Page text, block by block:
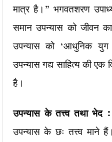
मात्र है।” भगवतशरण
समान उपन्यास को जीवन
उपन्यास को ‘आधुनिक
उपन्यास गद्य साहित्य की एक
है।
उपन्यास के तत्त्व तथा भेद :
उपन्यास के छः तत्त्व माने